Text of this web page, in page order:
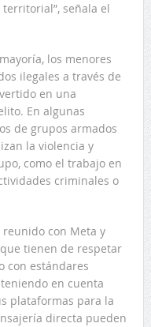
señala el
los menores
ilegales a través de
en una
En algunas
de grupos armados
la violencia y
como el trabajo en
criminales o
reunido con Meta y
tienen de respetar
con estándares
en cuenta
plataformas para la
directa pueden